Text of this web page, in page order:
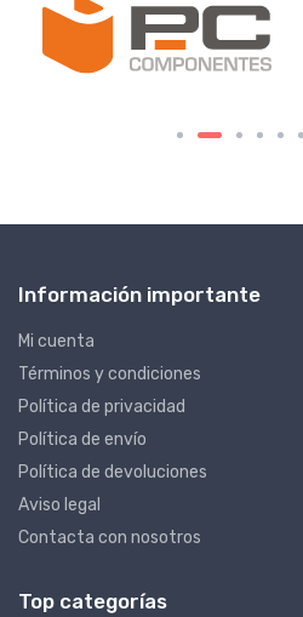
Información importante
Mi cuenta
Términos y condiciones
Política de privacidad
Política de envío
Política de devoluciones
Aviso legal
Contacta con nosotros
Top categorías